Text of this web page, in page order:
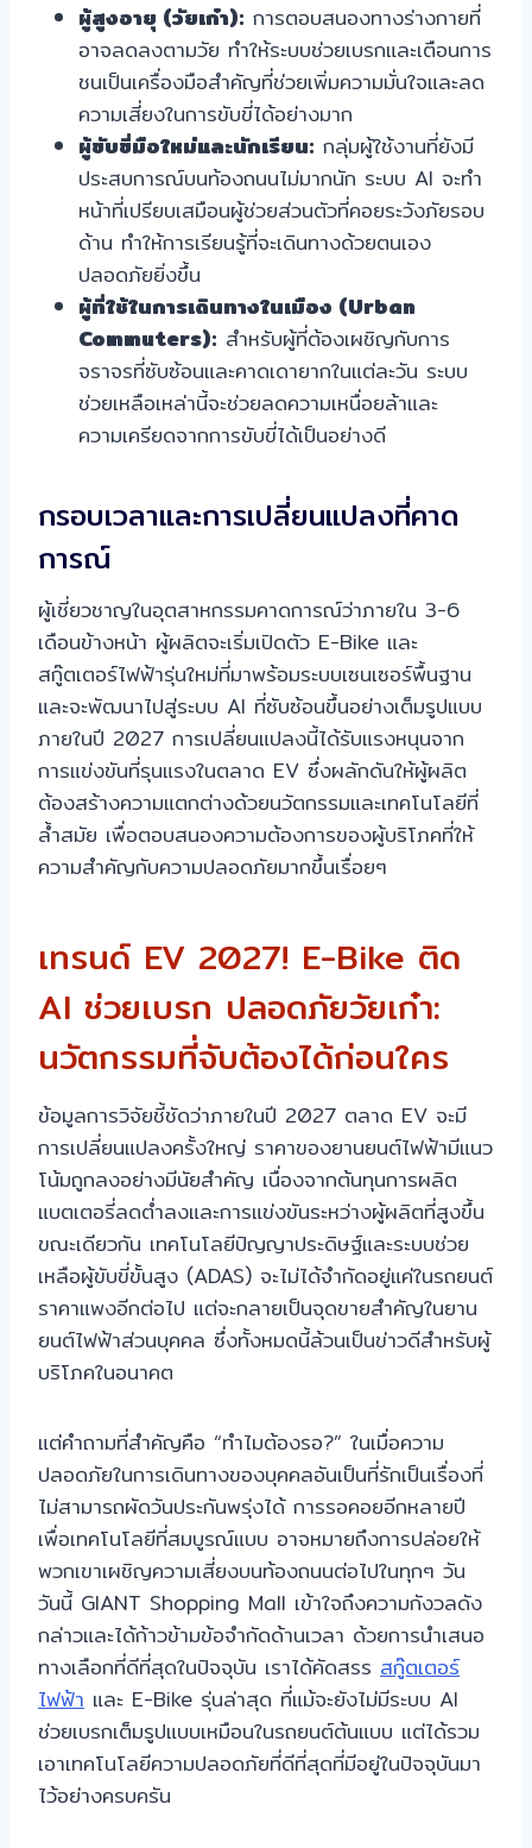
ผู้สูงอายุ (วัยเก๋า): การตอบสนองทางร่างกายที่
อาจลดลงตามวัย ทำให้ระบบช่วยเบรกและเตือนการ
ชนเป็นเครื่องมือสำคัญที่ช่วยเพิ่มความมั่นใจและลด
ความเสี่ยงในการขับขี่ได้อย่างมาก
ผู้ขับขี่มือใหม่และนักเรียน: กลุ่มผู้ใช้งานที่ยังมี
ประสบการณ์บนท้องถนนไม่มากนัก ระบบ AI จะทำ
หน้าที่เปรียบเสมือนผู้ช่วยส่วนตัวที่คอยระวังภัยรอบ
ด้าน ทำให้การเรียนรู้ที่จะเดินทางด้วยตนเอง
ปลอดภัยยิ่งขึ้น
ผู้ที่ใช้ในการเดินทางในเมือง (Urban
Commuters): สำหรับผู้ที่ต้องเผชิญกับการ
จราจรที่ซับซ้อนและคาดเดายากในแต่ละวัน ระบบ
ช่วยเหลือเหล่านี้จะช่วยลดความเหนื่อยล้าและ
ความเครียดจากการขับขี่ได้เป็นอย่างดี
กรอบเวลาและการเปลี่ยนแปลงที่คาด
การณ์
ผู้เชี่ยวชาญในอุตสาหกรรมคาดการณ์ว่าภายใน 3-6
เดือนข้างหน้า ผู้ผลิตจะเริ่มเปิดตัว E-Bike และ
สกู๊ตเตอร์ไฟฟ้ารุ่นใหม่ที่มาพร้อมระบบเซนเซอร์พื้นฐาน
และจะพัฒนาไปสู่ระบบ AI ที่ซับซ้อนขึ้นอย่างเต็มรูปแบบ
ภายในปี 2027 การเปลี่ยนแปลงนี้ได้รับแรงหนุนจาก
การแข่งขันที่รุนแรงในตลาด EV ซึ่งผลักดันให้ผู้ผลิต
ต้องสร้างความแตกต่างด้วยนวัตกรรมและเทคโนโลยีที่
ล้ำสมัย เพื่อตอบสนองความต้องการของผู้บริโภคที่ให้
ความสำคัญกับความปลอดภัยมากขึ้นเรื่อยๆ
เทรนด์ EV 2027! E-Bike ติด
AI ช่วยเบรก ปลอดภัยวัยเก๋า:
นวัตกรรมที่จับต้องได้ก่อนใคร
ข้อมูลการวิจัยชี้ชัดว่าภายในปี 2027 ตลาด EV จะมี
การเปลี่ยนแปลงครั้งใหญ่ ราคาของยานยนต์ไฟฟ้ามีแนว
โน้มถูกลงอย่างมีนัยสำคัญ เนื่องจากต้นทุนการผลิต
แบตเตอรี่ลดต่ำลงและการแข่งขันระหว่างผู้ผลิตที่สูงขึ้น
ขณะเดียวกัน เทคโนโลยีปัญญาประดิษฐ์และระบบช่วย
เหลือผู้ขับขี่ขั้นสูง (ADAS) จะไม่ได้จำกัดอยู่แค่ในรถยนต์
ราคาแพงอีกต่อไป แต่จะกลายเป็นจุดขายสำคัญในยาน
ยนต์ไฟฟ้าส่วนบุคคล ซึ่งทั้งหมดนี้ล้วนเป็นข่าวดีสำหรับผู้
บริโภคในอนาคต
แต่คำถามที่สำคัญคือ “ทำไมต้องรอ?” ในเมื่อความ
ปลอดภัยในการเดินทางของบุคคลอันเป็นที่รักเป็นเรื่องที่
ไม่สามารถผัดวันประกันพรุ่งได้ การรอคอยอีกหลายปี
เพื่อเทคโนโลยีที่สมบูรณ์แบบ อาจหมายถึงการปล่อยให้
พวกเขาเผชิญความเสี่ยงบนท้องถนนต่อไปในทุกๆ วัน
วันนี้ GIANT Shopping Mall เข้าใจถึงความกังวลดัง
กล่าวและได้ก้าวข้ามข้อจำกัดด้านเวลา ด้วยการนำเสนอ
ทางเลือกที่ดีที่สุดในปัจจุบัน เราได้คัดสรร สกู๊ตเตอร์
ไฟฟ้า และ E-Bike รุ่นล่าสุด ที่แม้จะยังไม่มีระบบ AI
ช่วยเบรกเต็มรูปแบบเหมือนในรถยนต์ต้นแบบ แต่ได้รวม
เอาเทคโนโลยีความปลอดภัยที่ดีที่สุดที่มีอยู่ในปัจจุบันมา
ไว้อย่างครบครัน